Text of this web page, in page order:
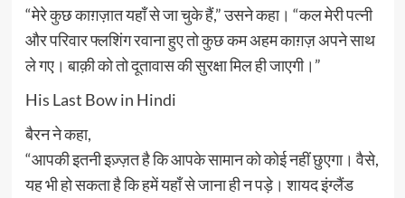
“मेरे कुछ काग़ज़ात यहाँ से जा चुके हैं,” उसने कहा। “कल मेरी पत्नी
और परिवार फ्लशिंग रवाना हुए तो कुछ कम अहम काग़ज़ अपने साथ
ले गए। बाक़ी को तो दूतावास की सुरक्षा मिल ही जाएगी।”
His Last Bow in Hindi
बैरन ने कहा,
“आपकी इतनी इज़्ज़त है कि आपके सामान को कोई नहीं छुएगा। वैसे,
यह भी हो सकता है कि हमें यहाँ से जाना ही न पड़े। शायद इंग्लैंड